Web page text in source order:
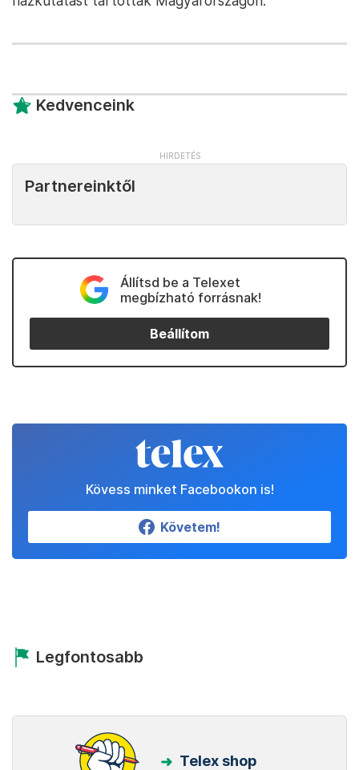
Kedvenceink
Partnereinktől
Állítsd be a Telexet
megbízható forrásnak!
Beállítom
Kövess minket Facebookon is!
Követem!
Legfontosabb
Telex shop